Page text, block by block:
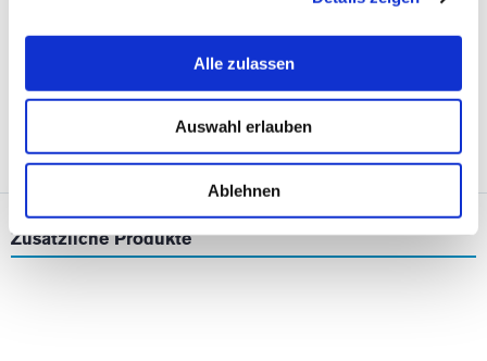
Alle zulassen
Auswahl erlauben
Ablehnen
Bereits veröffentliche Meinungen
EINE BEWERTUNG ABGEBEN
Zusätzliche Produkte